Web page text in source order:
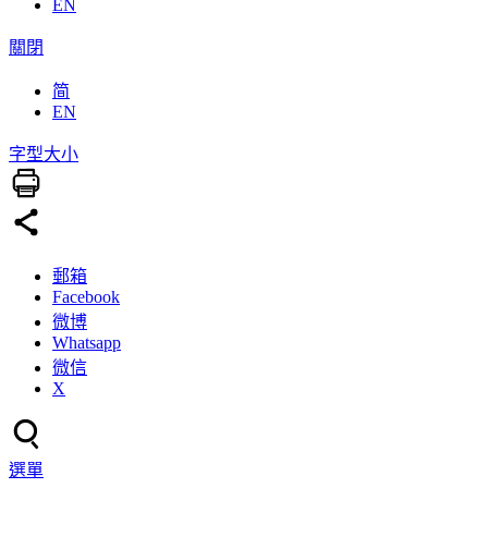
EN
關閉
简
EN
字型大小
郵箱
Facebook
微博
Whatsapp
微信
X
選單